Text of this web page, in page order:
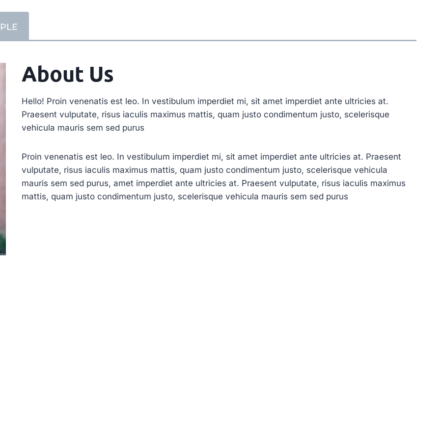
About Us
Hello! Proin venenatis est leo. In vestibulum imperdiet mi, sit amet imperdiet ante ultricies at.
Praesent vulputate, risus iaculis maximus mattis, quam justo condimentum justo, scelerisque
vehicula mauris sem sed purus
Proin venenatis est leo. In vestibulum imperdiet mi, sit amet imperdiet ante ultricies at. Praesent
vulputate, risus iaculis maximus mattis, quam justo condimentum justo, scelerisque vehicula
mauris sem sed purus, amet imperdiet ante ultricies at. Praesent vulputate, risus iaculis maximus
mattis, quam justo condimentum justo, scelerisque vehicula mauris sem sed purus